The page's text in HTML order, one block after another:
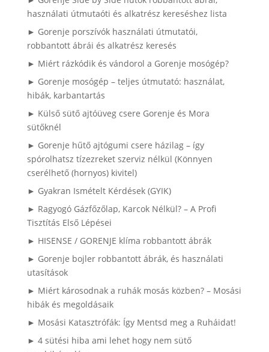
használati útmutaóti és alkatrész kereséshez lista
► Gorenje porszívók használati útmutatói,
robbantott ábrái és alkatrész keresés
► Miért rázkódik és vándorol a Gorenje mosógép?
► Gorenje mosógép – teljes útmutató: használat,
hibák, karbantartás
► Külső sütő ajtóüveg csere Gorenje és Mora
sütőknél
► Gorenje hűtő ajtógumi csere házilag – így
spórolhatsz tízezreket szerviz nélkül (Könnyen
cserélhető (hornyos) kivitel)
► Gyakran Ismételt Kérdések (GYIK)
► Ragyogó Gázfőzőlap, Karcok Nélkül? – A Profi
Tisztítás Első Lépései
► HISENSE / GORENJE klíma robbantott ábrák
► Gorenje bojler robbantott ábrák, és használati
utasítások
► Miért károsodnak a ruhák mosás közben? – Mosási
hibák és megoldásaik
► Mosási Katasztrófák: Így Mentsd meg a Ruháidat!
► 4 sütési hiba ami lehet hogy nem sütő